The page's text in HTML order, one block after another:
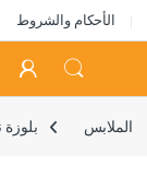
الأحكام والشروط
الملابس